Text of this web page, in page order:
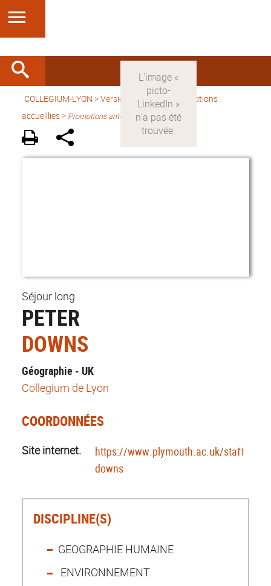
COLLEGIUM-LYON >Version française> Promotions
accueillies > Promotions antérieures
Séjour long
PETER
DOWNS
Géographie - UK
Collegium de Lyon
COORDONNÉES
Site internet.
https://www.plymouth.ac.uk/staff/
downs
DISCIPLINE(S)
GEOGRAPHIE HUMAINE
ENVIRONNEMENT